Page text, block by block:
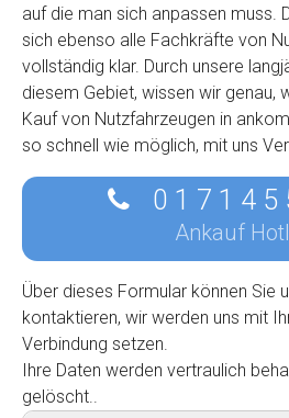
auf die man sich anpassen muss.
sich ebenso alle Fachkräfte von
vollständig klar. Durch unsere
diesem Gebiet, wissen wir genau,
Kauf von Nutzfahrzeugen in
so schnell wie möglich, mit uns
0 1 7 1 4 5
Ankauf
Über dieses Formular können Sie
kontaktieren, wir werden uns mit
Verbindung setzen.
Ihre Daten werden vertraulich
gelöscht..